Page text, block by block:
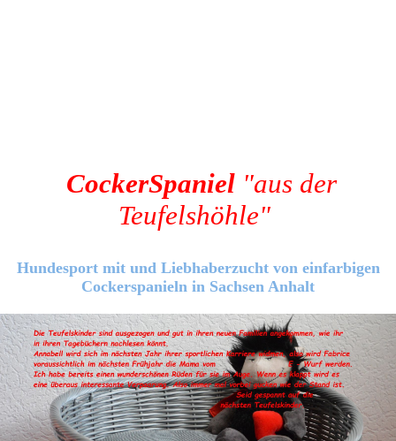
CockerSpaniel "aus der
Teufelshöhle"
Hundesport mit und Liebhaberzucht von einfarbigen
Cockerspanieln in Sachsen Anhalt